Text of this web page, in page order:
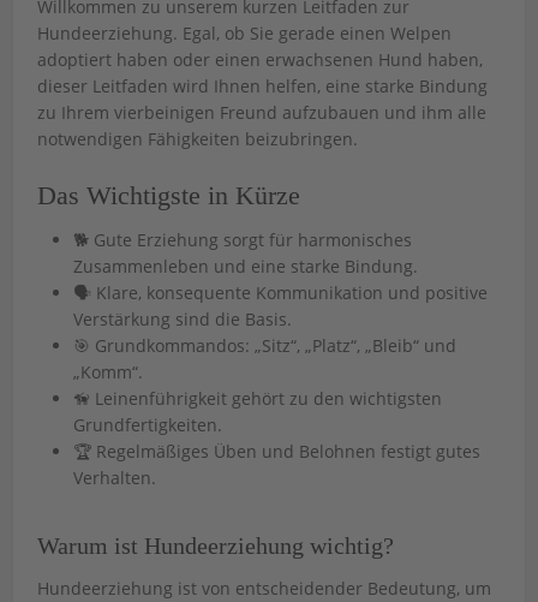
Willkommen zu unserem kurzen Leitfaden zur
Hundeerziehung. Egal, ob Sie gerade einen Welpen
adoptiert haben oder einen erwachsenen Hund haben,
dieser Leitfaden wird Ihnen helfen, eine starke Bindung
zu Ihrem vierbeinigen Freund aufzubauen und ihm alle
notwendigen Fähigkeiten beizubringen.
Das Wichtigste in Kürze
🐕 Gute Erziehung sorgt für harmonisches
Zusammenleben und eine starke Bindung.
🗣️ Klare, konsequente Kommunikation und positive
Verstärkung sind die Basis.
🎯 Grundkommandos: „Sitz“, „Platz“, „Bleib“ und
„Komm“.
🦮 Leinenführigkeit gehört zu den wichtigsten
Grundfertigkeiten.
🏆 Regelmäßiges Üben und Belohnen festigt gutes
Verhalten.
Warum ist Hundeerziehung wichtig?
Hundeerziehung ist von entscheidender Bedeutung, um